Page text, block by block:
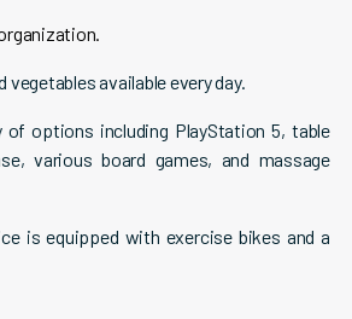
available every day.
options including PlayStation 5, table
various board games, and massage
is equipped with exercise bikes and a